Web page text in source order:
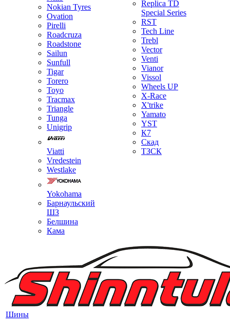
Nokian Tyres
Ovation
Pirelli
Roadcruza
Roadstone
Sailun
Sunfull
Tigar
Torero
Toyo
Tracmax
Triangle
Tunga
Unigrip
Viatti
Vredestein
Westlake
Yokohama
Барнаульский
ШЗ
Белшина
Кама
Replica TD
Special Series
RST
Tech Line
Trebl
Vector
Venti
Vianor
Vissol
Wheels UP
X-Race
X'trike
Yamato
YST
К7
Скад
ТЗСК
Шины